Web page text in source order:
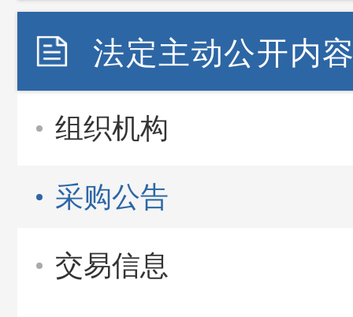
法定主动公开内
组织机构
采购公告
交易信息